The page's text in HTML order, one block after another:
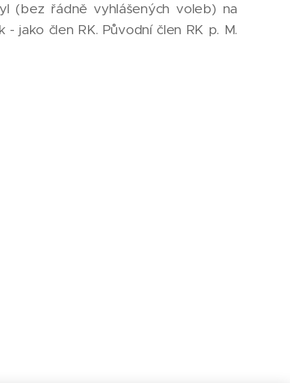
(bez řádně vyhlášených voleb) na
jako člen RK. Původní člen RK p. M.